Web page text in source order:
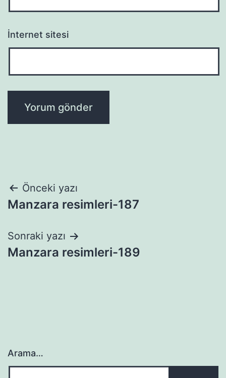
İnternet sitesi
Yazı
gezinmesi
Önceki yazı
Manzara resimleri-187
Sonraki yazı
Manzara resimleri-189
Arama…